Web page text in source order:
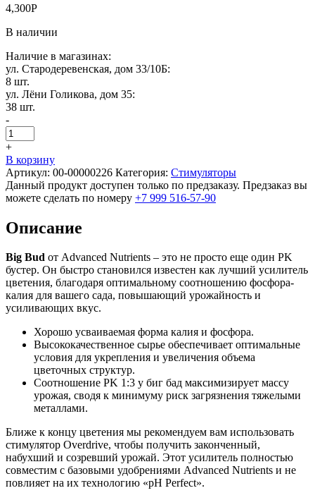
4,300Р
В наличии
Наличие в магазинах:
ул. Стародеревенская, дом 33/10Б:
8 шт.
ул. Лёни Голикова, дом 35:
38 шт.
-
+
В корзину
Артикул: 00-00000226 Категория: Стимуляторы
Данный продукт доступен только по предзаказу. Предзаказ вы
можете сделать по номеру +7 999 516-57-90
Описание
Big Bud от Advanced Nutrients – это не просто еще один PK
бустер. Он быстро становился известен как лучший усилитель
цветения, благодаря оптимальному соотношению фосфора-
калия для вашего сада, повышающий урожайность и
усиливающих вкус.
Хорошо усваиваемая форма калия и фосфора.
Высококачественное сырье обеспечивает оптимальные
условия для укрепления и увеличения объема
цветочных структур.
Соотношение PK 1:3 у биг бад максимизирует массу
урожая, сводя к минимуму риск загрязнения тяжелыми
металлами.
Ближе к концу цветения мы рекомендуем вам использовать
стимулятор Overdrive, чтобы получить законченный,
набухший и созревший урожай. Этот усилитель полностью
совместим с базовыми удобрениями Advanced Nutrients и не
повлияет на их технологию «pH Perfect».